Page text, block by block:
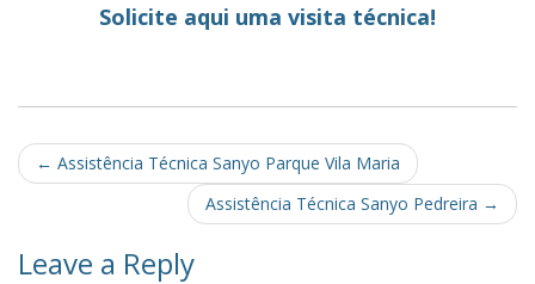
Solicite aqui uma visita técnica!
Post
navigation
← Assistência Técnica Sanyo Parque Vila Maria
Assistência Técnica Sanyo Pedreira →
Leave a Reply